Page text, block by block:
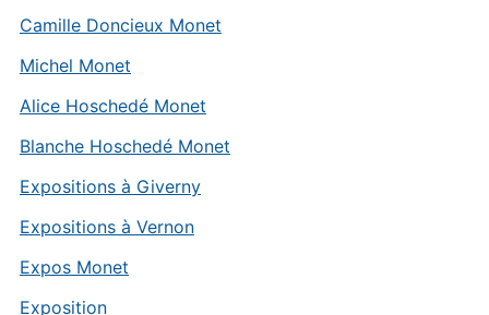
Camille Doncieux Monet
Michel Monet
Alice Hoschedé Monet
Blanche Hoschedé Monet
Expositions à Giverny
Expositions à Vernon
Expos Monet
Exposition